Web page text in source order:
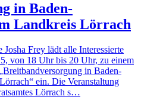
in Baden-
Landkreis Lörrach
Frey lädt alle Interessierte
von 18 Uhr bis 20 Uhr, zu einem
in Baden-
ein. Die Veranstaltung
Lörrach s…